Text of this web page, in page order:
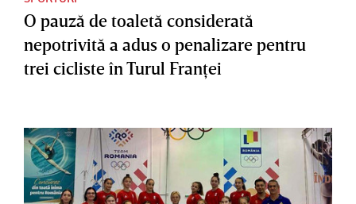
O pauză de toaletă considerată
nepotrivită a adus o penalizare pentru
trei cicliste în Turul Franţei